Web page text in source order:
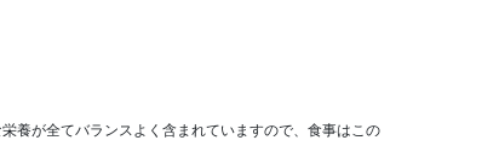
養が全てバランスよく含まれていますので、食事はこの